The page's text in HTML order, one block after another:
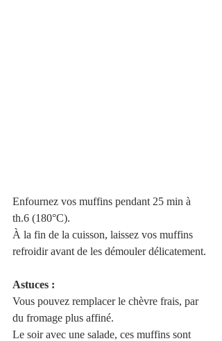
Enfournez vos muffins pendant 25 min à
th.6 (180°C).
À la fin de la cuisson, laissez vos muffins
refroidir avant de les démouler délicatement.
Astuces :
Vous pouvez remplacer le chèvre frais, par
du fromage plus affiné.
Le soir avec une salade, ces muffins sont